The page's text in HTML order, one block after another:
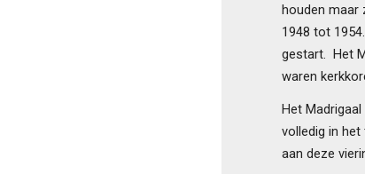
houden maar
1948 tot
gestart. Het
waren
Het
volledig in
aan deze